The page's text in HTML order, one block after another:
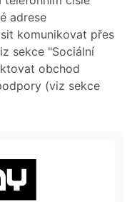
adrese
komunikovat přes
sekce "Sociální
obchod
(viz sekce